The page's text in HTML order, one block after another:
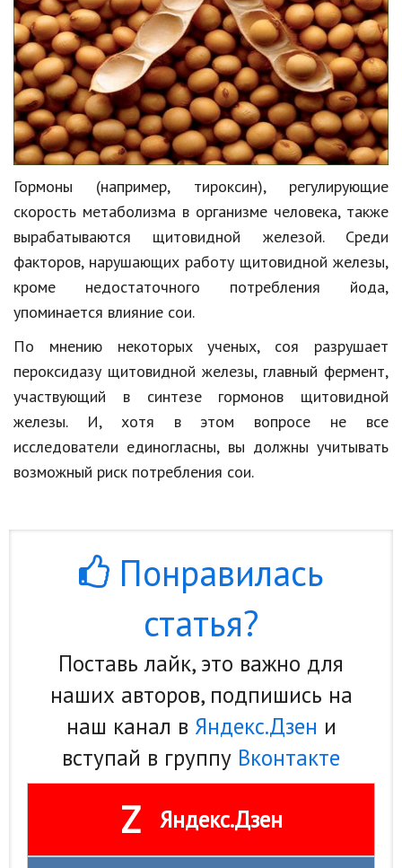
Гормоны (например, тироксин), регулирующие
скорость метаболизма в организме человека, также
вырабатываются щитовидной железой. Среди
факторов, нарушающих работу щитовидной железы,
кроме недостаточного потребления йода,
упоминается влияние сои.
По мнению некоторых ученых, соя разрушает
пероксидазу щитовидной железы, главный фермент,
участвующий в синтезе гормонов щитовидной
железы. И, хотя в этом вопросе не все
исследователи единогласны, вы должны учитывать
возможный риск потребления сои.
Понравилась
статья?
Поставь лайк, это важно для
наших авторов, подпишись на
наш канал в Яндекс.Дзен и
вступай в группу Вконтакте
Z Яндекс.Дзен